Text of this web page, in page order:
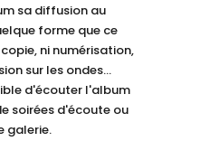
sa diffusion au
forme que ce
ni numérisation,
sur les ondes…
d'écouter l'album
soirées d'écoute ou
galerie.